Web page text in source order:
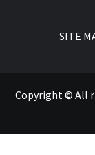
SITE
Copyright © All